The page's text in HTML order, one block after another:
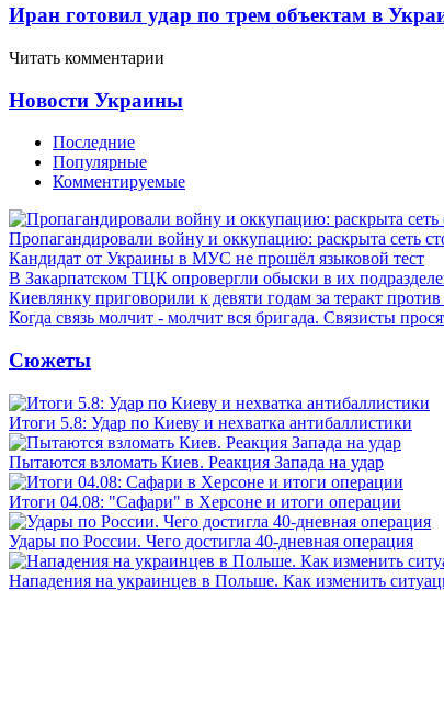
Иран готовил удар по трем объектам в
Читать комментарии
Новости Украины
Последние
Популярные
Комментируемые
Пропагандировали войну и оккупацию: раскрыта сеть
Кандидат от Украины в МУС не прошёл языковой тест
В Закарпатском ТЦК опровергли обыски в их
Киевлянку приговорили к девяти годам за теракт
Когда связь молчит - молчит вся бригада. Связисты
Сюжеты
Итоги 5.8: Удар по Киеву и нехватка антибаллистики
Пытаются взломать Киев. Реакция Запада на удар
Итоги 04.08: "Сафари" в Херсоне и итоги операции
Удары по России. Чего достигла 40-дневная операция
Нападения на украинцев в Польше. Как изменить